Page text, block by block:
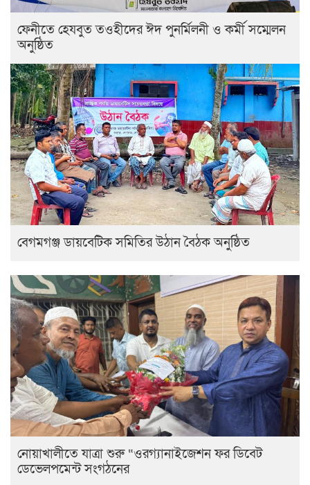
ফেনীতে হেযবুত তওহীদের ঈদ পুনর্মিলনী ও কর্মী সম্মেলন
অনুষ্ঠিত
বেগমগঞ্জ ডায়বেটিক সমিতির উঠান বৈঠক অনুষ্ঠিত
নোয়াখালীতে যাত্রা শুরু “ওরগ্যানাইজেশন ফর ডিবেট
ডেভেলপমেন্ট সংগঠনের